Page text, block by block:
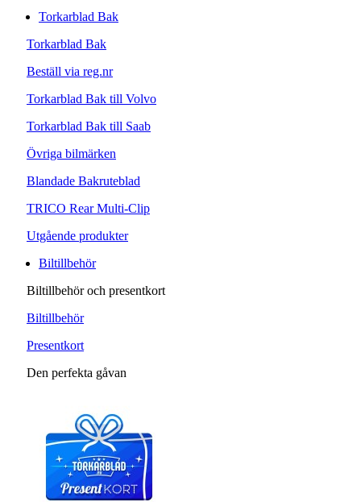
Torkarblad Bak
Torkarblad Bak
Beställ via reg.nr
Torkarblad Bak till Volvo
Torkarblad Bak till Saab
Övriga bilmärken
Blandade Bakruteblad
TRICO Rear Multi-Clip
Utgående produkter
Biltillbehör
Biltillbehör och presentkort
Biltillbehör
Presentkort
Den perfekta gåvan